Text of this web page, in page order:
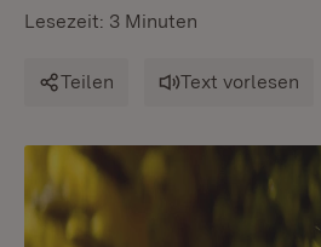
Lesezeit: 3 Minuten
Teilen Text vorlesen